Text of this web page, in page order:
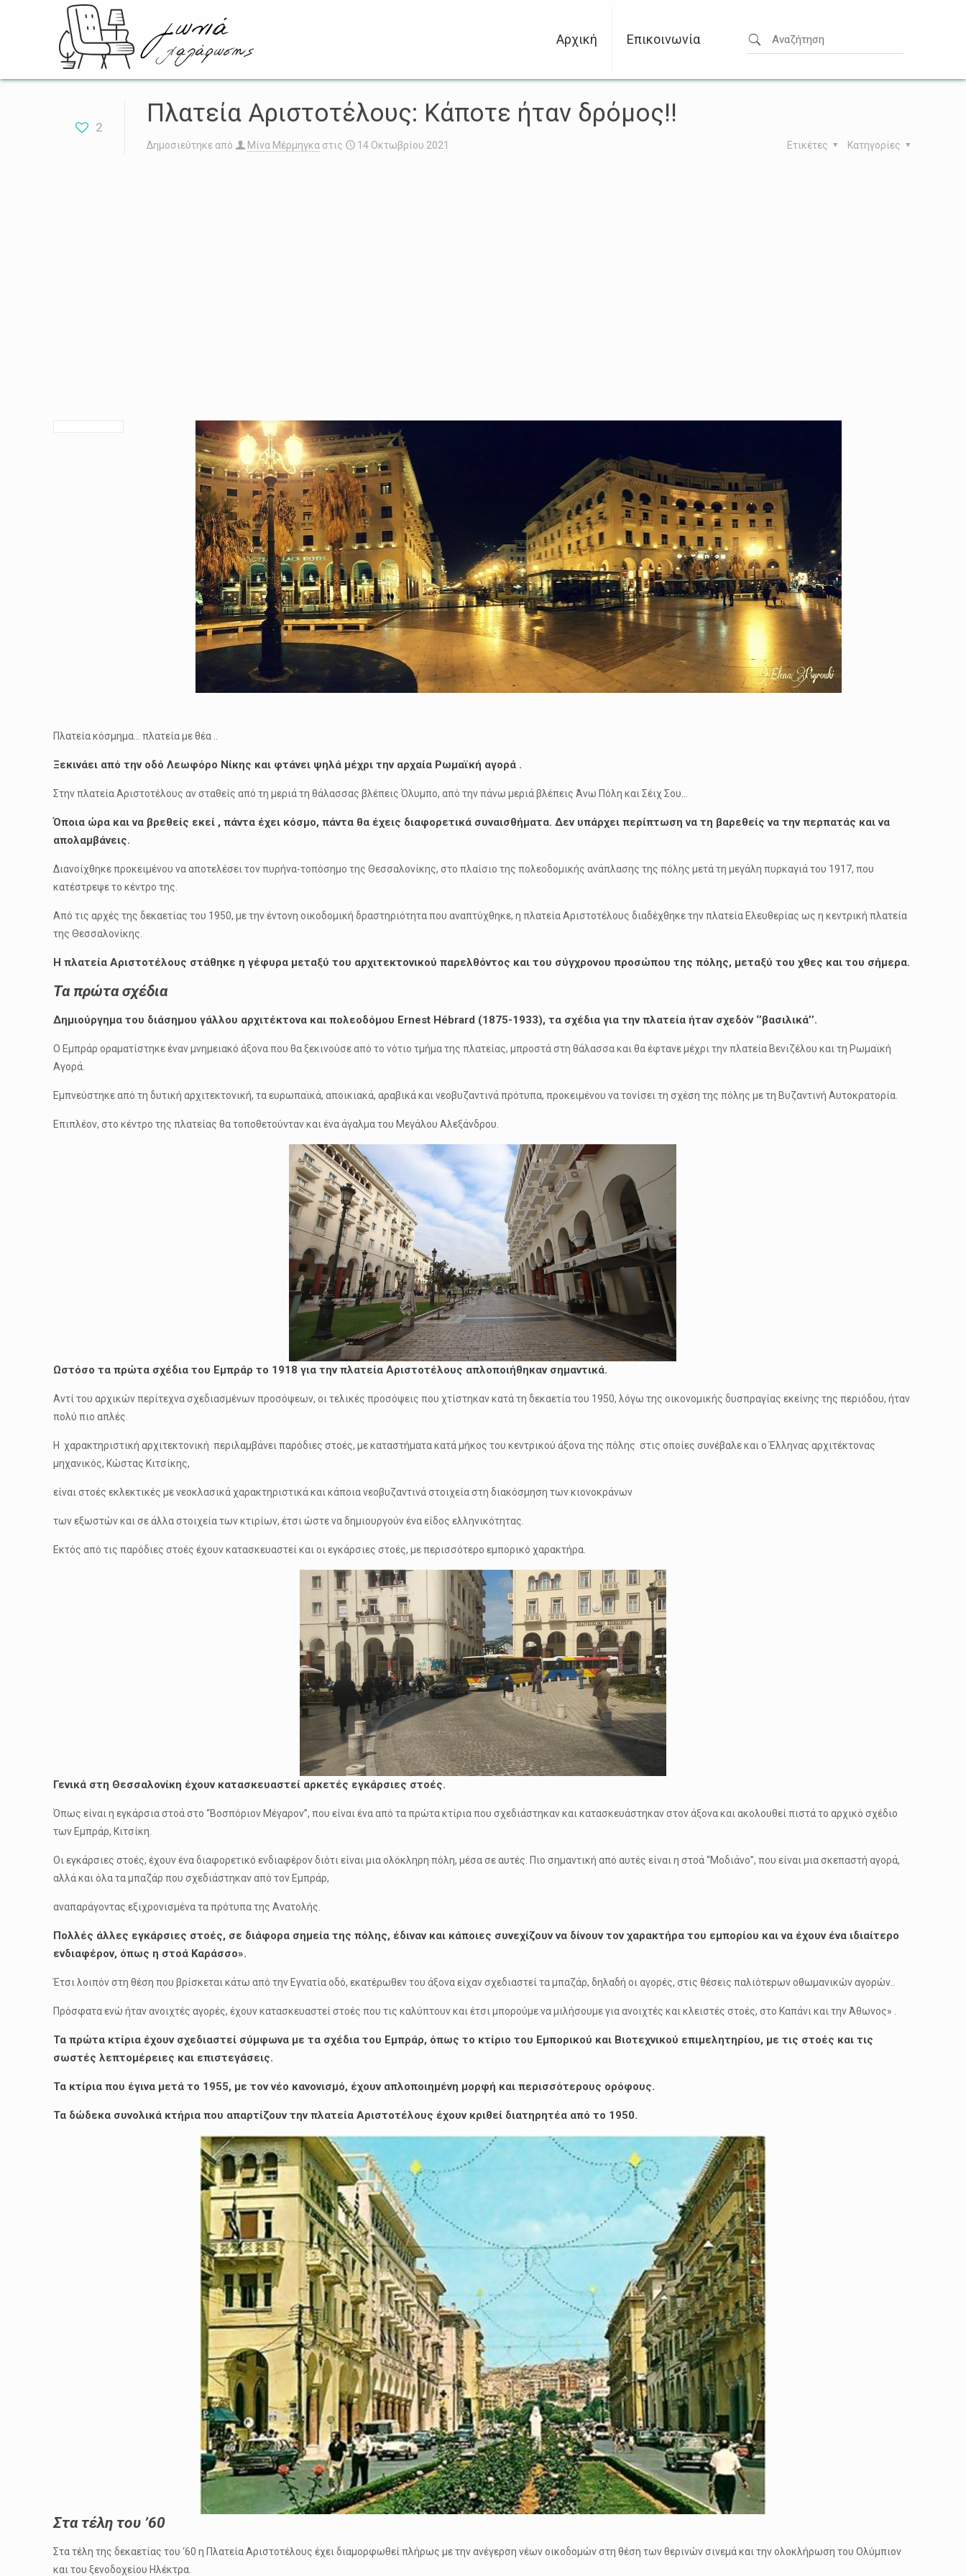
Αρχική Επικοινωνία
2 Πλατεία Αριστοτέλους: Κάποτε ήταν δρόμος!!
Δημοσιεύτηκε από Μίνα Μέρμηγκα στις 14 Οκτωβρίου 2021 Κατηγορίες
Ετικέτες
Πλατεία κόσμημα… πλατεία με θέα ..
Ξεκινάει από την οδό Λεωφόρο Νίκης και φτάνει ψηλά μέχρι την αρχαία Ρωμαϊκή αγορά .
Στην πλατεία Αριστοτέλους αν σταθείς από τη μεριά τη θάλασσας βλέπεις Όλυμπο, από την πάνω μεριά βλέπεις Άνω Πόλη και Σέιχ Σου…
Όποια ώρα και να βρεθείς εκεί , πάντα έχει κόσμο, πάντα θα έχεις διαφορετικά συναισθήματα. Δεν υπάρχει περίπτωση να τη βαρεθείς να την περπατάς και να
απολαμβάνεις.
Διανοίχθηκε προκειμένου να αποτελέσει τον πυρήνα-τοπόσημο της Θεσσαλονίκης, στο πλαίσιο της πολεοδομικής ανάπλασης της πόλης μετά τη μεγάλη πυρκαγιά του 1917, που
κατέστρεψε το κέντρο της.
Από τις αρχές της δεκαετίας του 1950, με την έντονη οικοδομική δραστηριότητα που αναπτύχθηκε, η πλατεία Αριστοτέλους διαδέχθηκε την πλατεία Ελευθερίας ως η κεντρική πλατεία
της Θεσσαλονίκης.
Η πλατεία Αριστοτέλους στάθηκε η γέφυρα μεταξύ του αρχιτεκτονικού παρελθόντος και του σύγχρονου προσώπου της πόλης, μεταξύ του χθες και του σήμερα.
Τα πρώτα σχέδια
Δημιούργημα του διάσημου γάλλου αρχιτέκτονα και πολεοδόμου Ernest Hébrard (1875-1933), τα σχέδια για την πλατεία ήταν σχεδόν ‘’βασιλικά’’.
Ο Εμπράρ οραματίστηκε έναν μνημειακό άξονα που θα ξεκινούσε από το νότιο τμήμα της πλατείας, μπροστά στη θάλασσα και θα έφτανε μέχρι την πλατεία Βενιζέλου και τη Ρωμαϊκή
Αγορά.
Εμπνεύστηκε από τη δυτική αρχιτεκτονική, τα ευρωπαϊκά, αποικιακά, αραβικά και νεοβυζαντινά πρότυπα, προκειμένου να τονίσει τη σχέση της πόλης με τη Βυζαντινή Αυτοκρατορία.
Επιπλέον, στο κέντρο της πλατείας θα τοποθετούνταν και ένα άγαλμα του Μεγάλου Αλεξάνδρου.
Ωστόσο τα πρώτα σχέδια του Εμπράρ το 1918 για την πλατεία Αριστοτέλους απλοποιήθηκαν σημαντικά.
Αντί του αρχικών περίτεχνα σχεδιασμένων προσόψεων, οι τελικές προσόψεις που χτίστηκαν κατά τη δεκαετία του 1950, λόγω της οικονομικής δυσπραγίας εκείνης της περιόδου, ήταν
πολύ πιο απλές.
Η χαρακτηριστική αρχιτεκτονική περιλαμβάνει παρόδιες στοές, με καταστήματα κατά μήκος του κεντρικού άξονα της πόλης στις οποίες συνέβαλε και ο Έλληνας αρχιτέκτονας
μηχανικός, Κώστας Κιτσίκης,
είναι στοές εκλεκτικές με νεοκλασικά χαρακτηριστικά και κάποια νεοβυζαντινά στοιχεία στη διακόσμηση των κιονοκράνων
των εξωστών και σε άλλα στοιχεία των κτιρίων, έτσι ώστε να δημιουργούν ένα είδος ελληνικότητας.
Εκτός από τις παρόδιες στοές έχουν κατασκευαστεί και οι εγκάρσιες στοές, με περισσότερο εμπορικό χαρακτήρα.
Γενικά στη Θεσσαλονίκη έχουν κατασκευαστεί αρκετές εγκάρσιες στοές.
Όπως είναι η εγκάρσια στοά στο “Βοσπόριον Μέγαρον”, που είναι ένα από τα πρώτα κτίρια που σχεδιάστηκαν και κατασκευάστηκαν στον άξονα και ακολουθεί πιστά το αρχικό σχέδιο
των Εμπράρ, Κιτσίκη.
Οι εγκάρσιες στοές, έχουν ένα διαφορετικό ενδιαφέρον διότι είναι μια ολόκληρη πόλη, μέσα σε αυτές. Πιο σημαντική από αυτές είναι η στοά “Μοδιάνο”, που είναι μια σκεπαστή αγορά,
αλλά και όλα τα μπαζάρ που σχεδιάστηκαν από τον Εμπράρ,
αναπαράγοντας εξιχρονισμένα τα πρότυπα της Ανατολής.
Πολλές άλλες εγκάρσιες στοές, σε διάφορα σημεία της πόλης, έδιναν και κάποιες συνεχίζουν να δίνουν τον χαρακτήρα του εμπορίου και να έχουν ένα ιδιαίτερο
ενδιαφέρον, όπως η στοά Καράσσο».
Έτσι λοιπόν στη θέση που βρίσκεται κάτω από την Εγνατία οδό, εκατέρωθεν του άξονα είχαν σχεδιαστεί τα μπαζάρ, δηλαδή οι αγορές, στις θέσεις παλιότερων οθωμανικών αγορών..
Πρόσφατα ενώ ήταν ανοιχτές αγορές, έχουν κατασκευαστεί στοές που τις καλύπτουν και έτσι μπορούμε να μιλήσουμε για ανοιχτές και κλειστές στοές, στο Καπάνι και την Άθωνος» .
Τα πρώτα κτίρια έχουν σχεδιαστεί σύμφωνα με τα σχέδια του Εμπράρ, όπως το κτίριο του Εμπορικού και Βιοτεχνικού επιμελητηρίου, με τις στοές και τις
σωστές λεπτομέρειες και επιστεγάσεις.
Τα κτίρια που έγινα μετά το 1955, με τον νέο κανονισμό, έχουν απλοποιημένη μορφή και περισσότερους ορόφους.
Τα δώδεκα συνολικά κτήρια που απαρτίζουν την πλατεία Αριστοτέλους έχουν κριθεί διατηρητέα από το 1950.
Στα τέλη του ’60
Στα τέλη της δεκαετίας του ‘60 η Πλατεία Αριστοτέλους έχει διαμορφωθεί πλήρως με την ανέγερση νέων οικοδομών στη θέση των θερινών σινεμά και την ολοκλήρωση του Ολύμπιον
και του ξενοδοχείου Ηλέκτρα.